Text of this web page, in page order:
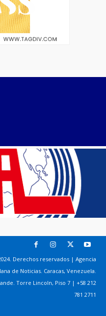
Derechos reservados | Agencia
de Noticias. Caracas, Venezuela.
Torre Lincoln, Piso 7 | +58 212
781 2711